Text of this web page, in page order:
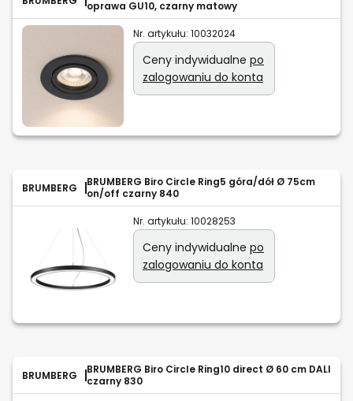
oprawa GU10, czarny matowy
Nr. artykułu: 10032024
Ceny indywidualne po
zalogowaniu do konta
BRUMBERG
BRUMBERG Biro Circle Ring5 góra/dół Ø 75cm
on/off czarny 840
Nr. artykułu: 10028253
Ceny indywidualne po
zalogowaniu do konta
BRUMBERG
BRUMBERG Biro Circle Ring10 direct Ø 60 cm DALI
czarny 830